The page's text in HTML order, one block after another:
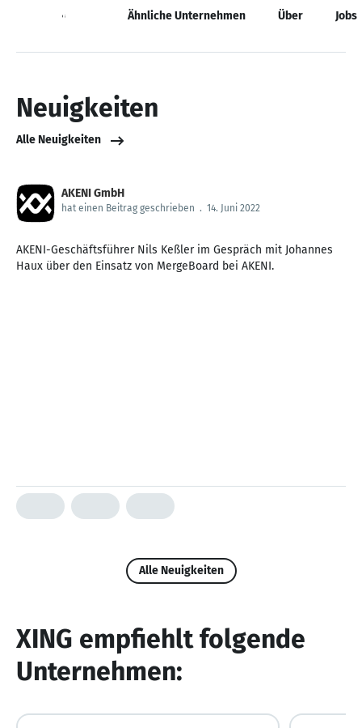
Neuigkeiten Ähnliche Unternehmen Über Jobs
Neuigkeiten
Alle Neuigkeiten
AKENI GmbH
hat einen Beitrag geschrieben . 14. Juni 2022
AKENI-Geschäftsführer Nils Keßler im Gespräch mit Johannes
Haux über den Einsatz von MergeBoard bei AKENI.
Alle Neuigkeiten
XING empfiehlt folgende
Unternehmen: